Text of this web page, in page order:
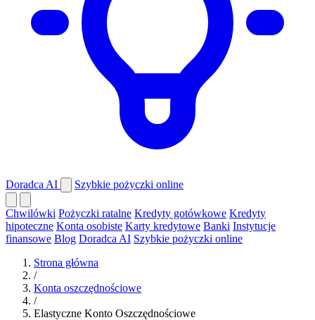
Doradca AI Szybkie pożyczki online
Chwilówki Pożyczki ratalne Kredyty gotówkowe Kredyty
hipoteczne Konta osobiste Karty kredytowe Banki Instytucje
finansowe Blog Doradca AI Szybkie pożyczki online
Strona główna
/
Konta oszczędnościowe
/
Elastyczne Konto Oszczędnościowe